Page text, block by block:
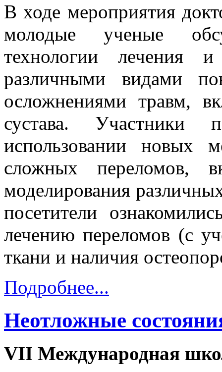
В ходе мероприятия
молодые ученые
технологии лечения
различными видами
осложнениями травм,
сустава. Участники
использовании новых
сложных переломов,
моделирования
посетители
лечению переломов (с
ткани и наличия
Подробнее...
Неотложные
VII Международная